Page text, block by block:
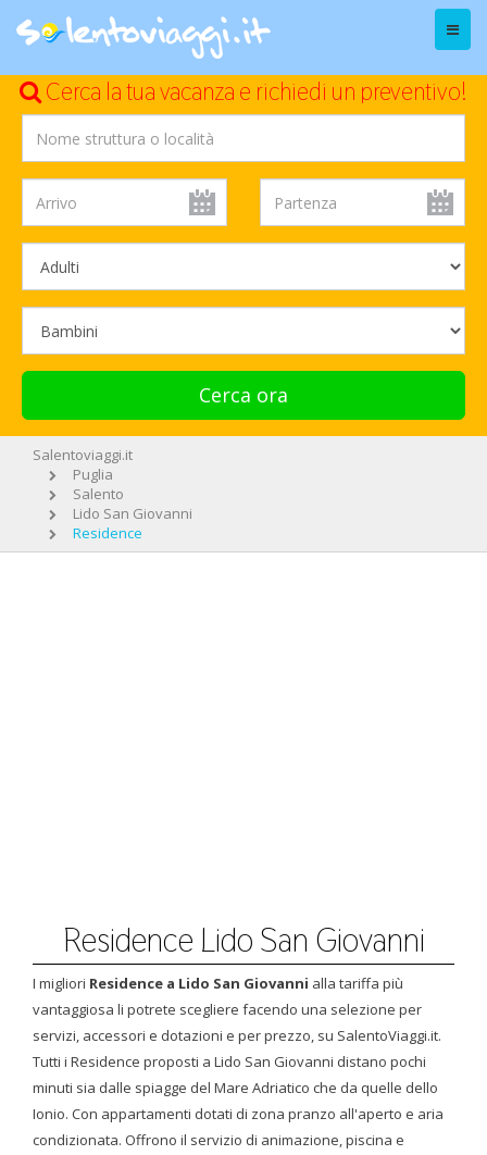
Menu
Cerca la tua vacanza e richiedi un preventivo!
Cerca ora
Salentoviaggi.it
Puglia
Salento
Lido San Giovanni
Residence
Residence Lido San Giovanni
I migliori Residence a Lido San Giovanni alla tariffa più
vantaggiosa li potrete scegliere facendo una selezione per
servizi, accessori e dotazioni e per prezzo, su SalentoViaggi.it.
Tutti i Residence proposti a Lido San Giovanni distano pochi
minuti sia dalle spiagge del Mare Adriatico che da quelle dello
Ionio. Con appartamenti dotati di zona pranzo all'aperto e aria
condizionata. Offrono il servizio di animazione, piscina e